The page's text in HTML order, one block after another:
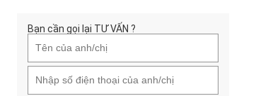
Bạn cần gọi lại TƯ VẤN ?